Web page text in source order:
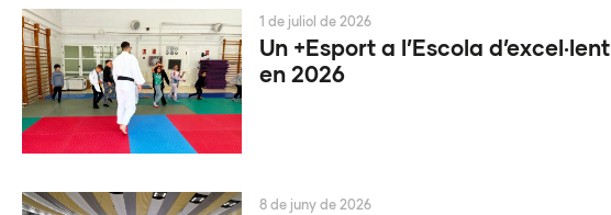
Un +Esport a l’Escola d’excel·lent
en 2026
1 de juliol de 2026
8 de juny de 2026